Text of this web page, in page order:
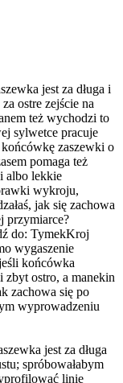
jest za długa i
ostre zejście na
też wychodzi to
sylwetce pracuje
zaszewki o
pomaga też
albo lekkie
wykroju,
jak się zachowa
przymiarce?
do: TymekKroj
wygaszenie
końcówka
zbyt ostro, a manekin
zachowa się po
wyprowadzeniu
jest za długa
spróbowałabym
linię